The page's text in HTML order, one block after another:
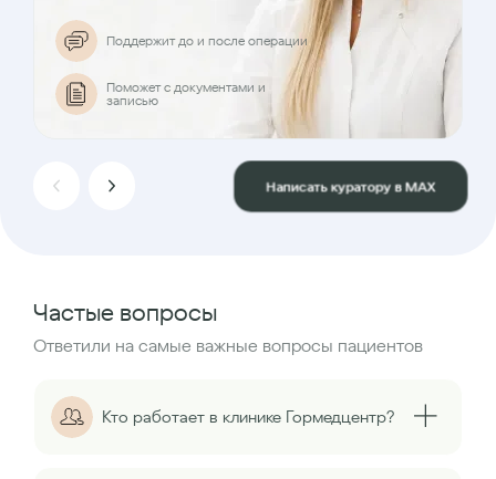
Поддержит до и после операции
Поможет с документами и
записью
Написать куратору в MAX
Частые вопросы
Ответили на самые важные вопросы пациентов
Кто работает в клинике Гормедцентр?